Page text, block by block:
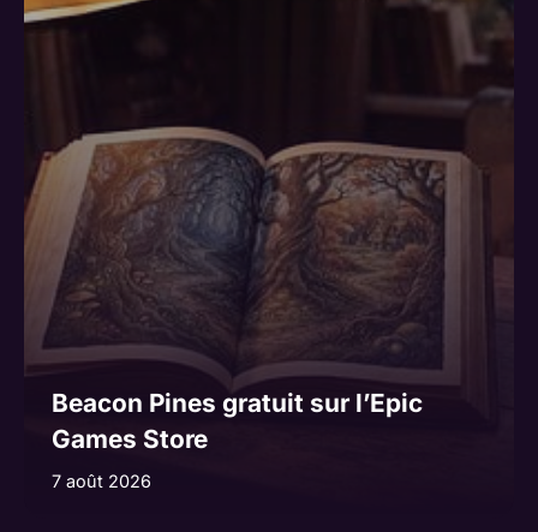
Beacon Pines gratuit sur l’Epic
Games Store
7 août 2026